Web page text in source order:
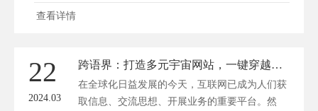
碍。为打破这一壁垒，许多企业纷纷寻求多语种
竞争力。 一、多语种网站的优势 1. 提高用户体
验 多语种...
查看详情
22
2024.03
跨语界：打造多元宇宙网站，一键穿越语言壁垒
在全球化日益发展的今天，互联网已成为人们获
取信息、交流思想、开展业务的重要平台。然